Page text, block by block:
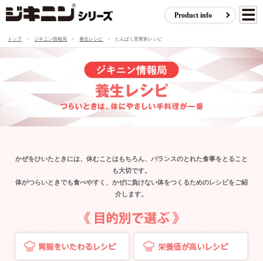
Product info
トップ > ジキニン情報局 > 養生レシピ > たんぱく質豊富レシピ
かぜをひいたときには、休むことはもちろん、バランスのとれた食事をとること
も大切です。
体がつらいときでも食べやすく、かぜに負けない体をつくるためのレシピをご紹
介します。